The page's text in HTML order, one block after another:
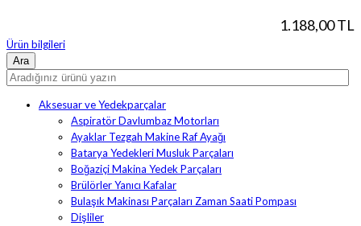
1.188,00 TL
Ürün bilgileri
Aksesuar ve Yedekparçalar
Aspiratör Davlumbaz Motorları
Ayaklar Tezgah Makine Raf Ayağı
Batarya Yedekleri Musluk Parçaları
Boğaziçi Makina Yedek Parçaları
Brülörler Yanıcı Kafalar
Bulaşık Makinası Parçaları Zaman Saati Pompası
Dişliler